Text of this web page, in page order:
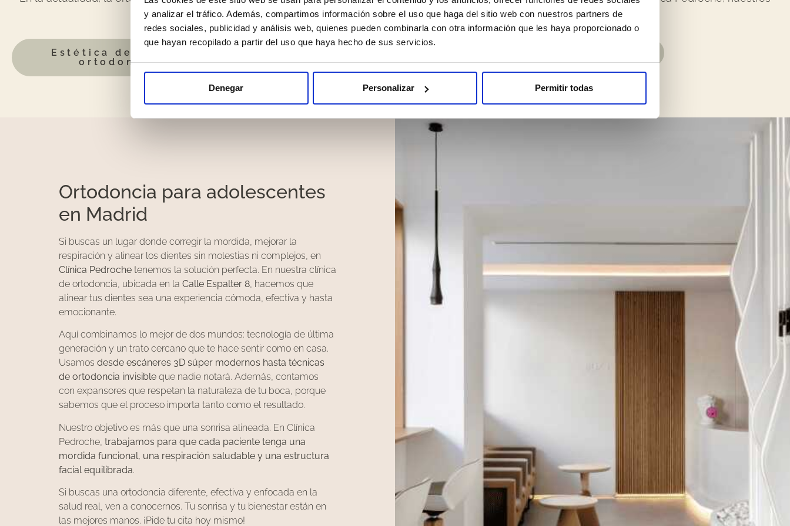
y analizar el tráfico. Además, compartimos información sobre el uso que haga del sitio web con nuestros partners de
redes sociales, publicidad y análisis web, quienes pueden combinarla con otra información que les haya proporcionado o
que hayan recopilado a partir del uso que haya hecho de sus servicios.
Denegar Personalizar Permitir todas
ortodoncistas , liderados por el Dr. Pedroche, utilizan estos avances para garantizar los mejores resultados.
Estética dental en
ortodoncia
Ortodoncia para adolescentes
en Madrid
Si buscas un lugar donde corregir la mordida, mejorar la
respiración y alinear los dientes sin molestias ni complejos, en
Clínica Pedroche tenemos la solución perfecta. En nuestra clínica
de ortodoncia, ubicada en la Calle Espalter 8, hacemos que
alinear tus dientes sea una experiencia cómoda, efectiva y hasta
emocionante.
Aquí combinamos lo mejor de dos mundos: tecnología de última
generación y un trato cercano que te hace sentir como en casa.
Usamos desde escáneres 3D súper modernos hasta técnicas
de ortodoncia invisible que nadie notará. Además, contamos
con expansores que respetan la naturaleza de tu boca, porque
sabemos que el proceso importa tanto como el resultado.
Nuestro objetivo es más que una sonrisa alineada. En Clínica
Pedroche, trabajamos para que cada paciente tenga una
mordida funcional, una respiración saludable y una estructura
facial equilibrada.
Si buscas una ortodoncia diferente, efectiva y enfocada en la
salud real, ven a conocernos. Tu sonrisa y tu bienestar están en
las mejores manos. ¡Pide tu cita hoy mismo!